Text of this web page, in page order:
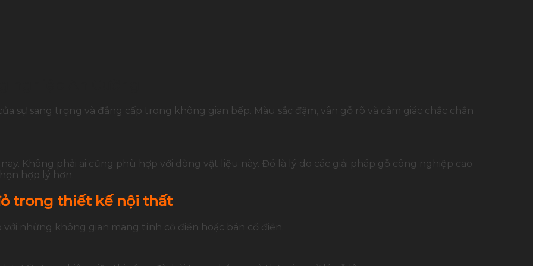
nghiệp An Cường
sự sang trọng và đẳng cấp trong không gian bếp. Màu sắc đậm, vân gỗ rõ và cảm giác chắc chắn
Không phải ai cũng phù hợp với dòng vật liệu này. Đó là lý do các giải pháp gỗ công nghiệp cao
hợp lý hơn.
trong thiết kế nội thất
những không gian mang tính cổ điển hoặc bán cổ điển.